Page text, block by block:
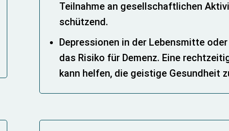
Teilnahme an gesellschaftlichen
schützend.
Depressionen in der Lebensmitte
das Risiko für Demenz. Eine
kann helfen, die geistige Gesundheit